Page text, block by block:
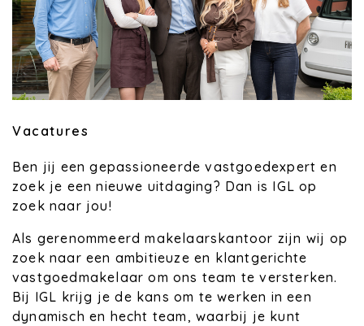
Vacatures
Ben jij een gepassioneerde vastgoedexpert en
zoek je een nieuwe uitdaging? Dan is IGL op
zoek naar jou!
Als gerenommeerd makelaarskantoor zijn wij op
zoek naar een ambitieuze en klantgerichte
vastgoedmakelaar om ons team te versterken.
Bij IGL krijg je de kans om te werken in een
dynamisch en hecht team, waarbij je kunt